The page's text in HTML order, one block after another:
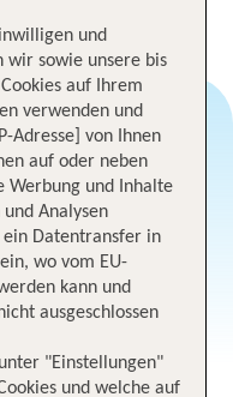
und
wir sowie unsere bis
auf Ihrem
verwenden und
Adresse] von Ihnen
auf oder neben
Werbung und Inhalte
Analysen
ein Datentransfer in
wo vom EU-
kann und
ausgeschlossen
"Einstellungen"
und welche auf